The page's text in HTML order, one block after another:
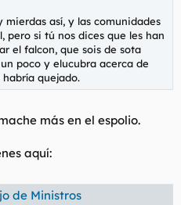
mierdas así, y las comunidades
pero si tú nos dices que les han
el falcon, que sois de sota
poco y elucubra acerca de
quejado.
más en el espolio.
aquí:
de Ministros